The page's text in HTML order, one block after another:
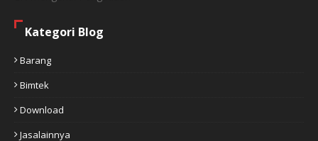
Kategori Blog
Barang
Bimtek
Download
Jasalainnya